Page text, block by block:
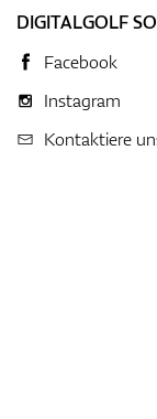
DIGITALGOLF
Facebook
Instagram
Kontaktiere